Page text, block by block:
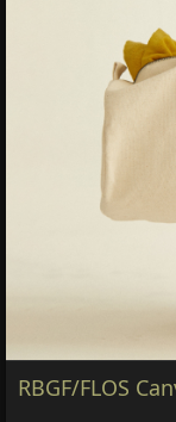
RBGF/FLOS